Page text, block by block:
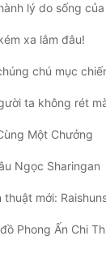
lý do sống
xa lắm đâu!
chú mục
ta không rét
Một Chưởng
Ngọc Sharingan
mới:
Phong Ấn Chi